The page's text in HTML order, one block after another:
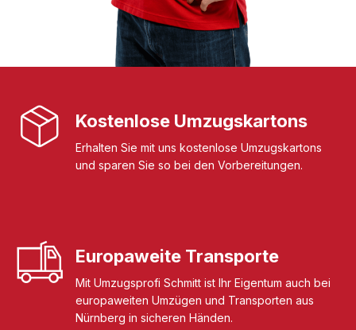
Kostenlose Umzugskartons
Erhalten Sie mit uns kostenlose Umzugskartons
und sparen Sie so bei den Vorbereitungen.
Europaweite Transporte
Mit Umzugsprofi Schmitt ist Ihr Eigentum auch bei
europaweiten Umzügen und Transporten aus
Nürnberg in sicheren Händen.